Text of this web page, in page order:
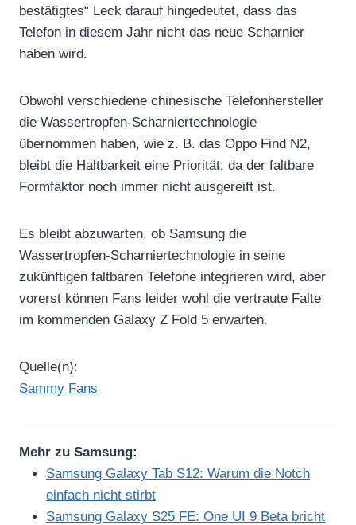
bestätigtes“ Leck darauf hingedeutet, dass das
Telefon in diesem Jahr nicht das neue Scharnier
haben wird.
Obwohl verschiedene chinesische Telefonhersteller
die Wassertropfen-Scharniertechnologie
übernommen haben, wie z. B. das Oppo Find N2,
bleibt die Haltbarkeit eine Priorität, da der faltbare
Formfaktor noch immer nicht ausgereift ist.
Es bleibt abzuwarten, ob Samsung die
Wassertropfen-Scharniertechnologie in seine
zukünftigen faltbaren Telefone integrieren wird, aber
vorerst können Fans leider wohl die vertraute Falte
im kommenden Galaxy Z Fold 5 erwarten.
Quelle(n):
Sammy Fans
Mehr zu Samsung:
Samsung Galaxy Tab S12: Warum die Notch
einfach nicht stirbt
Samsung Galaxy S25 FE: One UI 9 Beta bricht